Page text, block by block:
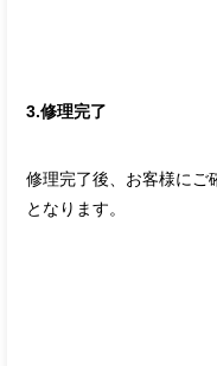
3.修理完了
修理完了後、お客様にご
となります。